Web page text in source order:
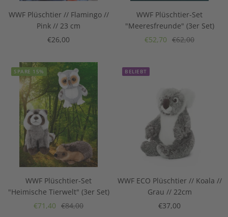
WWF Plüschtier // Flamingo //
Pink // 23 cm
Angebotspreis
€26,00
WWF Plüschtier-Set
"Meeresfreunde" (3er Set)
Angebotspreis
€52,70 Regulärer
€62,00
SPARE 15%
WWF Plüschtier-Set
"Heimische Tierwelt" (3er Set)
Angebotspreis
€71,40 Regulärer
€84,00
BELIEBT
WWF ECO Plüschtier // Koala //
Grau // 22cm
Angebotspreis
€37,00